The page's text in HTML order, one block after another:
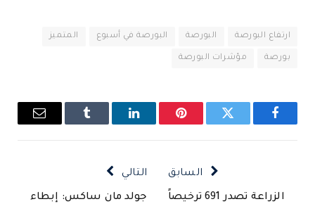
ارتفاع البورصة البورصة البورصة في أسبوع المتميز
بورصة مؤشرات البورصة
فيسبوك تويتر بينتيريستلينكدإن Tumblr
البريد
السابق
الزراعة تصدر 691 ترخيصاً
التالي
جولد مان ساكس: إبطاء